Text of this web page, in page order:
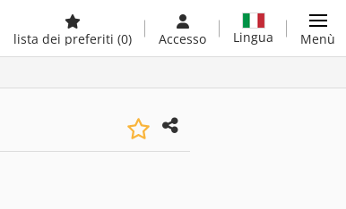
lista dei preferiti (0) Accesso Lingua Menù